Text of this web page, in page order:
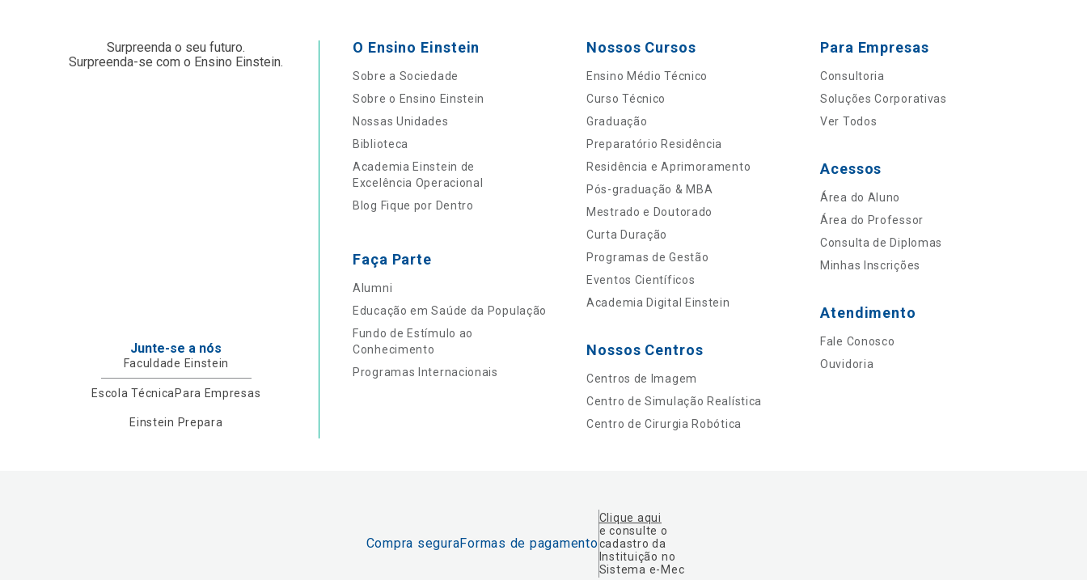
Surpreenda o seu futuro.
Surpreenda-se com o Ensino Einstein.
Junte-se a nós
Faculdade Einstein
Escola Técnica Para Empresas
Einstein Prepara
O Ensino Einstein
Sobre a Sociedade
Sobre o Ensino Einstein
Nossas Unidades
Biblioteca
Academia Einstein de
Excelência Operacional
Blog Fique por Dentro
Faça Parte
Alumni
Educação em Saúde da População
Fundo de Estímulo ao
Conhecimento
Programas Internacionais
Nossos Cursos
Ensino Médio Técnico
Curso Técnico
Graduação
Preparatório Residência
Residência e Aprimoramento
Pós-graduação & MBA
Mestrado e Doutorado
Curta Duração
Programas de Gestão
Eventos Científicos
Academia Digital Einstein
Nossos Centros
Centros de Imagem
Centro de Simulação Realística
Centro de Cirurgia Robótica
Para Empresas
Consultoria
Soluções Corporativas
Ver Todos
Acessos
Área do Aluno
Área do Professor
Consulta de Diplomas
Minhas Inscrições
Atendimento
Fale Conosco
Ouvidoria
Compra seguraFormas de pagamento
Clique aqui
e consulte o
cadastro da
Instituição no
Sistema e-Mec